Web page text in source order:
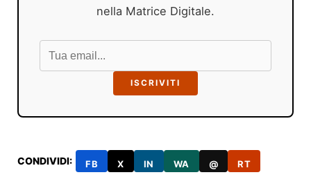
nella Matrice Digitale.
ISCRIVITI
CONDIVIDI: FB X IN WA @ RT